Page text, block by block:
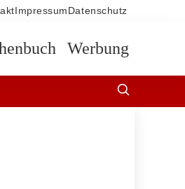
Impressum Datenschutz
Werbung